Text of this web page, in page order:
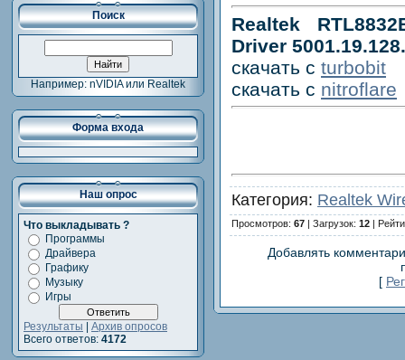
Поиск
Например: nVIDIA или Realtek
Форма входа
Наш опрос
Что выкладывать ?
Программы
Драйвера
Графику
Музыку
Игры
Результаты
Архив опросов
Всего ответов: 4172
Realtek
Driver
скачать с turbobit
скачать с nitroflare
Категория: Realtek
Просмотров: 67 | Загрузок: 12 |
Добавлять
[